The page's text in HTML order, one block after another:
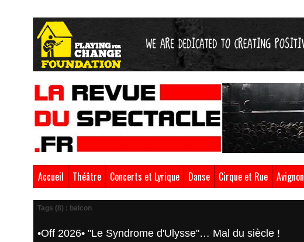
Accueil Théâtre Concerts et Lyrique Danse Cirque et Rue Avignon
Tags (8) : balcon
•Off 2026• "Le Syndrome d'Ulysse"… Mal du siècle !